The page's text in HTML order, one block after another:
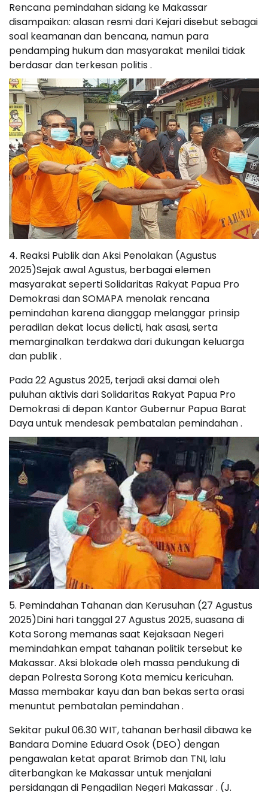
Rencana pemindahan sidang ke Makassar
disampaikan: alasan resmi dari Kejari disebut sebagai
soal keamanan dan bencana, namun para
pendamping hukum dan masyarakat menilai tidak
berdasar dan terkesan politis .
4. Reaksi Publik dan Aksi Penolakan (Agustus
2025)Sejak awal Agustus, berbagai elemen
masyarakat seperti Solidaritas Rakyat Papua Pro
Demokrasi dan SOMAPA menolak rencana
pemindahan karena dianggap melanggar prinsip
peradilan dekat locus delicti, hak asasi, serta
memarginalkan terdakwa dari dukungan keluarga
dan publik .
Pada 22 Agustus 2025, terjadi aksi damai oleh
puluhan aktivis dari Solidaritas Rakyat Papua Pro
Demokrasi di depan Kantor Gubernur Papua Barat
Daya untuk mendesak pembatalan pemindahan .
5. Pemindahan Tahanan dan Kerusuhan (27 Agustus
2025)Dini hari tanggal 27 Agustus 2025, suasana di
Kota Sorong memanas saat Kejaksaan Negeri
memindahkan empat tahanan politik tersebut ke
Makassar. Aksi blokade oleh massa pendukung di
depan Polresta Sorong Kota memicu kericuhan.
Massa membakar kayu dan ban bekas serta orasi
menuntut pembatalan pemindahan .
Sekitar pukul 06.30 WIT, tahanan berhasil dibawa ke
Bandara Domine Eduard Osok (DEO) dengan
pengawalan ketat aparat Brimob dan TNI, lalu
diterbangkan ke Makassar untuk menjalani
persidangan di Pengadilan Negeri Makassar . (J.